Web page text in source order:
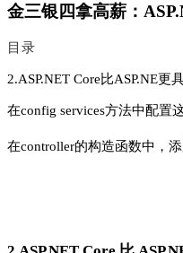
金三银四拿高薪：
目录
2.ASP.NET Core比ASP.NE更
在config services方法中配置
在controller的构造函数中，添